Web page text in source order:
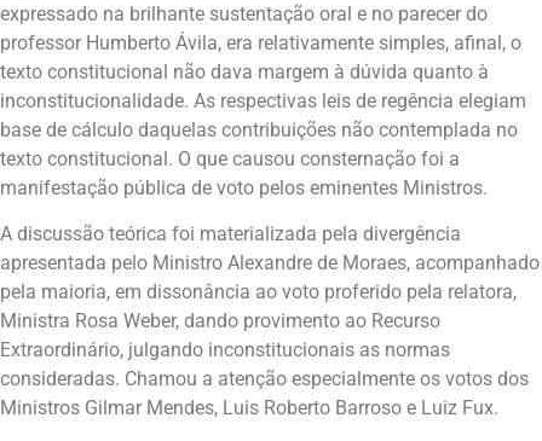
expressado na brilhante sustentação oral e no parecer do
professor Humberto Ávila, era relativamente simples, afinal, o
texto constitucional não dava margem à dúvida quanto à
inconstitucionalidade. As respectivas leis de regência elegiam
base de cálculo daquelas contribuições não contemplada no
texto constitucional. O que causou consternação foi a
manifestação pública de voto pelos eminentes Ministros.
A discussão teórica foi materializada pela divergência
apresentada pelo Ministro Alexandre de Moraes, acompanhado
pela maioria, em dissonância ao voto proferido pela relatora,
Ministra Rosa Weber, dando provimento ao Recurso
Extraordinário, julgando inconstitucionais as normas
consideradas. Chamou a atenção especialmente os votos dos
Ministros Gilmar Mendes, Luis Roberto Barroso e Luiz Fux.